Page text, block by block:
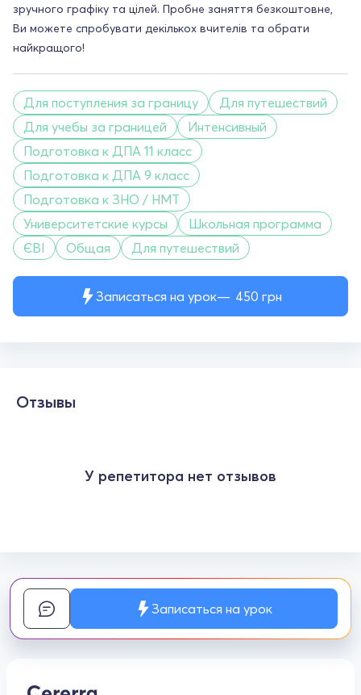
Записаться на урок 450 грн
зручного графіку та цілей. Пробне заняття безкоштовне,
Ви можете спробувати декількох вчителів та обрати
найкращого!
Для поступления за границу
Для путешествий
Для учебы за границей
Интенсивный
Подготовка к ДПА 11 класс
Подготовка к ДПА 9 класс
Подготовка к ЗНО / НМТ
Университетские курсы
Школьная программа
ЄВІ
Общая Для путешествий
Отзывы
У репетитора нет отзывов
Записаться на урок